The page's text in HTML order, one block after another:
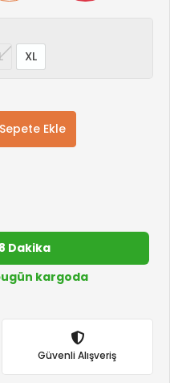
XL
Sepete Ekle
Dakika
kargoda
Güvenli Alışveriş